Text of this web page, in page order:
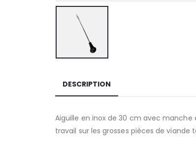
DESCRIPTION
Aiguille en inox de 30 cm avec
travail sur les grosses pièces de